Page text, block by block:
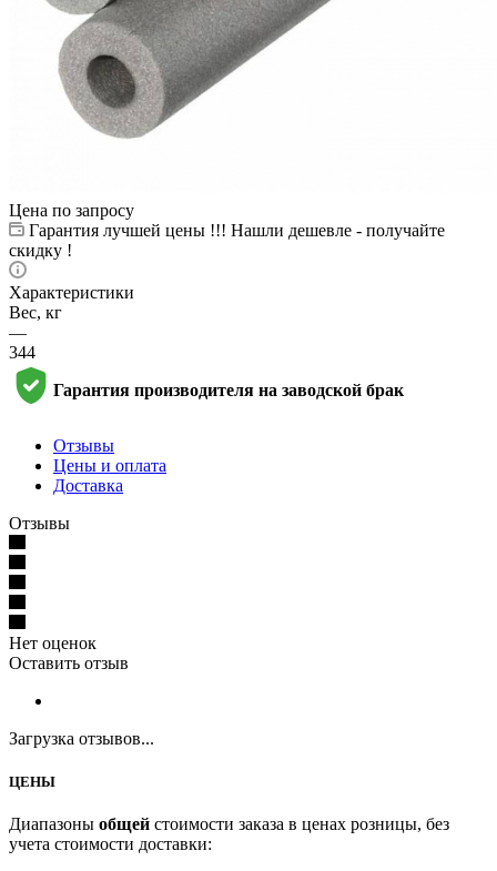
Цена по запросу
Гарантия лучшей цены !!! Нашли дешевле - получайте
скидку !
Характеристики
Вес, кг
—
344
Гарантия производителя на заводской брак
Отзывы
Цены и оплата
Доставка
Отзывы
Нет оценок
Оставить отзыв
Загрузка отзывов...
ЦЕНЫ
Диапазоны общей стоимости заказа в ценах розницы, без
учета стоимости доставки: